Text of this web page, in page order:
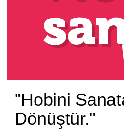
"Hobini
Dönüştür."